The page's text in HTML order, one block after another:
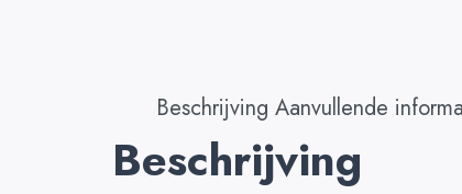
Beschrijving Aanvullende
Beschrijving